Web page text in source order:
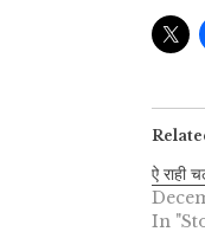
ऐ राही
In